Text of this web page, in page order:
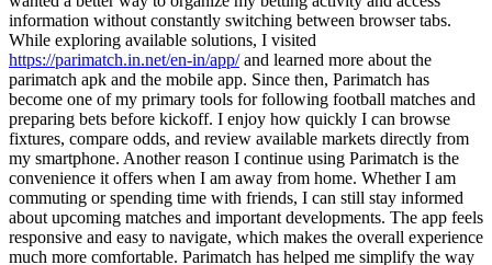
information without constantly switching between browser tabs.
While exploring available solutions, I visited
https://parimatch.in.net/en-in/app/and learned more about the
parimatch apk and the mobile app. Since then, Parimatch has
become one of my primary tools for following football matches and
preparing bets before kickoff. I enjoy how quickly I can browse
fixtures, compare odds, and review available markets directly from
my smartphone. Another reason I continue using Parimatch is the
convenience it offers when I am away from home. Whether I am
commuting or spending time with friends, I can still stay informed
about upcoming matches and important developments. The app feels
responsive and easy to navigate, which makes the overall experience
much more comfortable. Parimatch has helped me simplify the way